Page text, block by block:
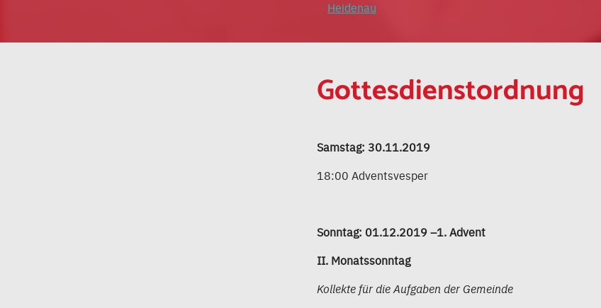
Heidenau
Gottesdienstordnung
Samstag: 30.11.2019
18:00 Adventsvesper
Sonntag: 01.12.2019 –1. Advent
II. Monatssonntag
Kollekte für die Aufgaben der Gemeinde